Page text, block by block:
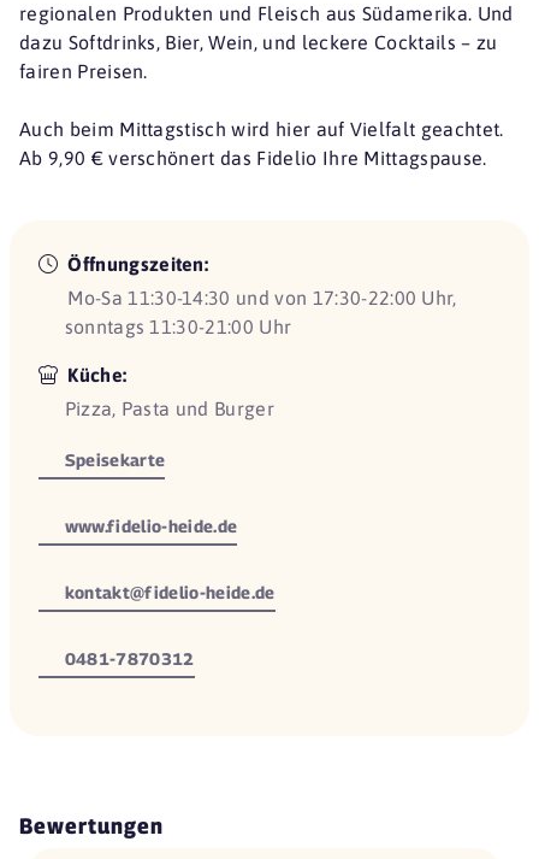
regionalen Produkten und Fleisch aus Südamerika. Und
dazu Softdrinks, Bier, Wein, und leckere Cocktails – zu
fairen Preisen.
Auch beim Mittagstisch wird hier auf Vielfalt geachtet.
Ab 9,90 € verschönert das Fidelio Ihre Mittagspause.
Öffnungszeiten:
Mo-Sa 11:30-14:30 und von 17:30-22:00 Uhr,
sonntags 11:30-21:00 Uhr
Küche:
Pizza, Pasta und Burger
Speisekarte
www.fidelio-heide.de
kontakt@fidelio-heide.de
0481-7870312
Bewertungen